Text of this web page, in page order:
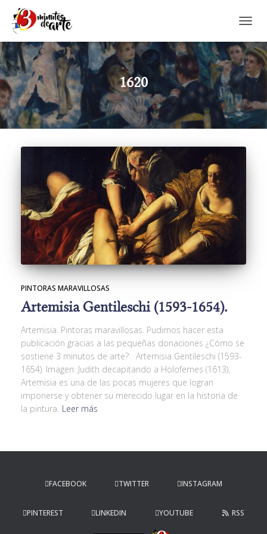
1620
PINTORAS MARAVILLOSAS
Artemisia Gentileschi (1593-1654).
Artemisia. Pintoras maravillosas. Pudimos hacer esta
publicación gracias a las pequeñas donaciones ¿Cómo se
sostiene 3 minutos de arte? Artemisia Gentileschi (1593-
1654). Imagen: Judith decapitando a Holofernes (1613).
Artemisia es una de las pocas mujeres que logran
imponerse y obtener su merecido lugar en la historia de
la pintura. Leer más
FACEBOOK TWITTER INSTAGRAM
PINTEREST LINKEDIN YOUTUBE RSS